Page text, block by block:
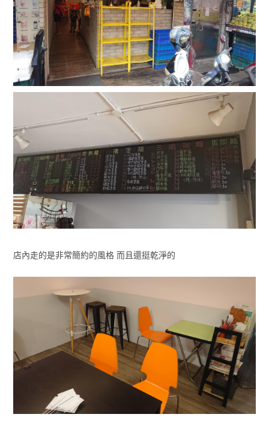
店內走的是非常簡約的風格 而且還挺乾淨的